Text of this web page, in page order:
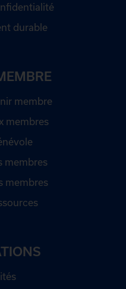
durable
membre
membres
membres
membres